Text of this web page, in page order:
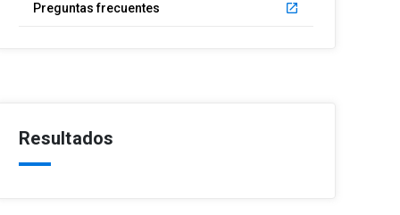
Preguntas frecuentes launch
Resultados